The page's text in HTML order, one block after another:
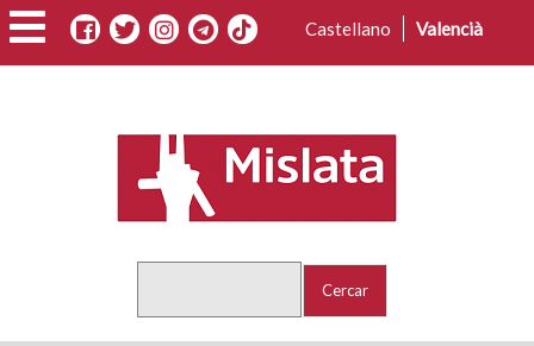
Vés
al
contingut
Castellano Valencià